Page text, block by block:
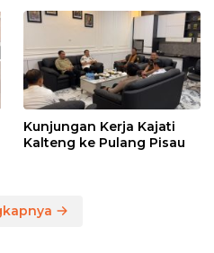
Kunjungan Kerja Kajati
Kalteng ke Pulang Pisau